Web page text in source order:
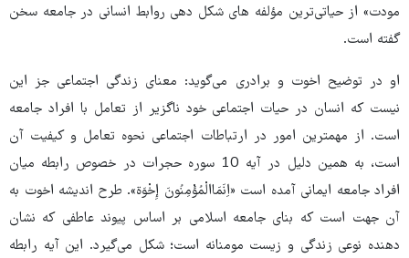
مودت» از حیاتی‌ترین مؤلفه های شکل دهی روابط انسانی در جامعه سخن
گفته است.
او در توضیح اخوت و برادری می‌گوید: معنای زندگی اجتماعی جز این
نیست که انسان در حیات اجتماعی خود ناگزیر از تعامل با افراد جامعه
است. از مهمترین امور در ارتباطات اجتماعی نحوه تعامل و کیفیت آن
است، به همین دلیل در آیه 10 سوره حجرات در خصوص رابطه میان
افراد جامعه ایمانی آمده است «اِنَمَاالْمُؤْمِنُونَ إِخْوَة». طرح اندیشه اخوت به
آن جهت است که بنای جامعه اسلامی بر اساس پیوند عاطفی که نشان
دهنده نوعی زندگی و زیست مومنانه است؛ شکل می‌گیرد. این آیه رابطه